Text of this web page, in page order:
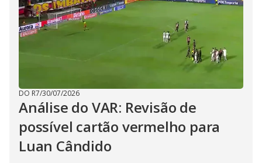
DO R7/30/07/2026
Análise do VAR: Revisão de
possível cartão vermelho para
Luan Cândido